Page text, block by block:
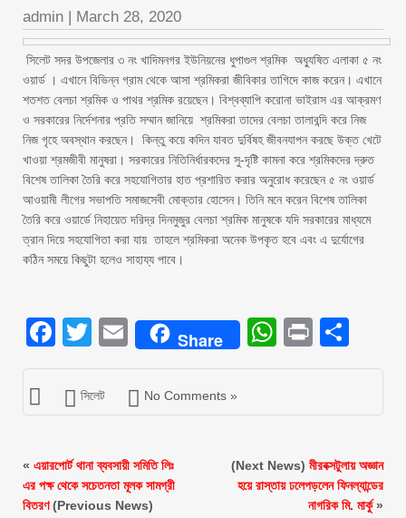
admin | March 28, 2020
সিলেট সদর উপজেলার ৩ নং খাদিমনগর ইউনিয়নের ধুপাগুল শ্রমিক অধ্যুষিত এলাকা ৫ নং
ওয়ার্ড । এখানে বিভিন্ন গ্রাম থেকে আসা শ্রমিকরা জীবিকার তাগিদে কাজ করেন। এখানে
শতশত বেলচা শ্রমিক ও পাথর শ্রমিক রয়েছেন। বিশ্বব্যাপি করোনা ভাইরাস এর আক্রমণ
ও সরকারের নির্দেশনার প্রতি সম্মান জানিয়ে শ্রমিকরা তাদের বেলচা তালাবন্দি করে নিজ
নিজ গৃহে অবস্থান করছেন। কিন্তু কয়ে কদিন যাবত দুর্বিষহ জীবনযাপন করছে উক্ত খেটে
খাওয়া শ্রমজীবী মানুষরা। সরকারের নিতিনির্ধারকদের সু-দৃষ্টি কামনা করে শ্রমিকদের দ্রুত
বিশেষ তালিকা তৈরি করে সহযোগিতার হাত প্রশারিত করার অনুরোধ করেছেন ৫ নং ওয়ার্ড
আওয়ামী লীগের সভাপতি সমাজসেবী মোক্তার হোসেন। তিনি মনে করেন বিশেষ তালিকা
তৈরি করে ওয়ার্ডে নিহায়েত দরিদ্র দিনমুজুর বেলচা শ্রমিক মানুষকে যদি সরকারের মাধ্যমে
ত্রান দিয়ে সহযোগিতা করা যায় তাহলে শ্রমিকরা অনেক উপকৃত হবে এবং এ দুর্যোগের
কঠিন সময়ে কিছুটা হলেও সাহায্য পাবে।
Facebook
Twitter
EmailShare Print
সিলেট No Comments »
« এয়ারপোর্ট থানা ব্যবসায়ী সমিতি লিঃ
এর পক্ষ থেকে সচেতনতা মূলক সামগ্রী
বিতরণ(Previous News)
(Next News) মীরবক্সটুলায় অজ্ঞান
হয়ে রাস্তায় ঢলেপড়লেন ফিনল্যান্ডের
নাগরিক মি. মার্কু»